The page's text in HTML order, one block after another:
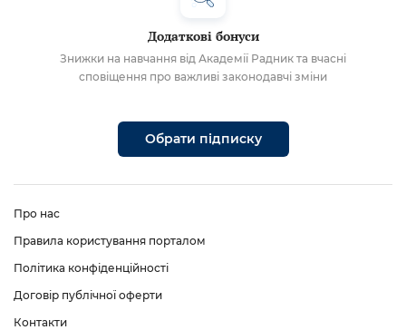
Додаткові бонуси
Знижки на навчання від Академії Радник та вчасні
сповіщення про важливі законодавчі зміни
Обрати підписку
Про нас
Правила користування порталом
Політика конфіденційності
Договір публічної оферти
Контакти